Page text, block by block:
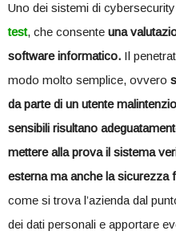
Uno dei sistemi di
test, che consente una
software informatico. Il
modo molto semplice, ovvero
da parte di un utente
sensibili risultano
mettere alla prova il sistema
esterna ma anche la sicurezza
come si trova l’azienda dal
dei dati personali e apportare